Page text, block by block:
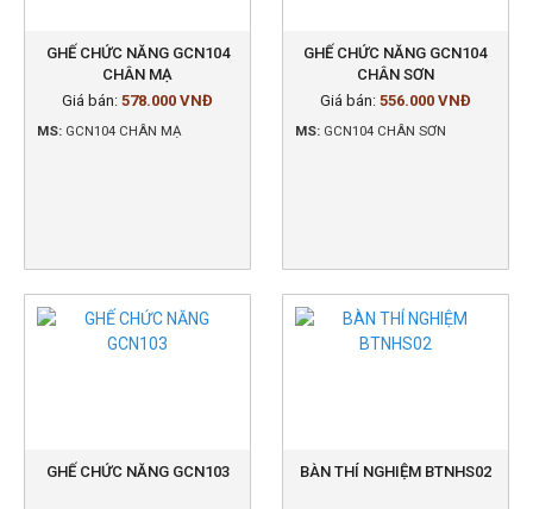
GHẾ CHỨC NĂNG GCN104
CHÂN MẠ
Giá bán:578.000 VNĐ
MS: GCN104 CHÂN MẠ
GHẾ CHỨC NĂNG GCN104
CHÂN SƠN
Giá bán: 556.000 VNĐ
MS:GCN104 CHÂN SƠN
GHẾ CHỨC NĂNG GCN103 BÀN THÍ NGHIỆM BTNHS02